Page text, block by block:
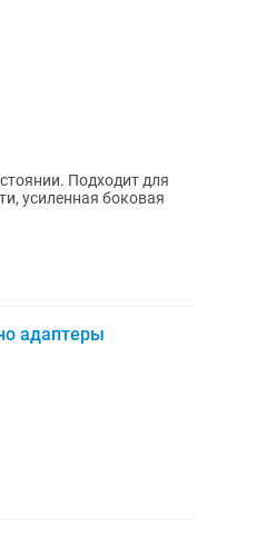
Подходит для
усиленная боковая
адаптеры